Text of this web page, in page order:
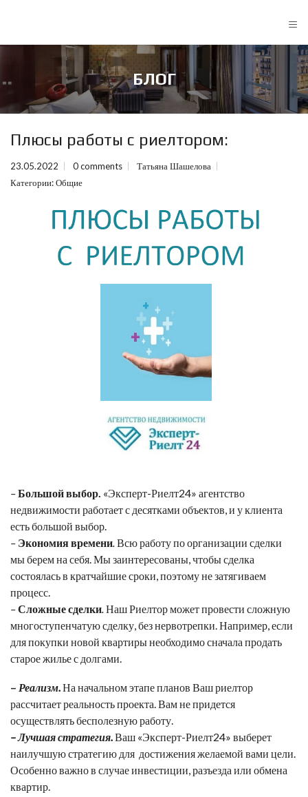
≡
БЛОГ
Плюсы работы с риелтором:
23.05.2022 0 comments
Татьяна Шашелова
Категории:Общие
–Большой выбор. «Эксперт-Риелт24» агентство
недвижимости работает с десятками объектов, и у клиента
есть большой выбор.
– Экономия времени.Всю работу по организации сделки
мы берем на себя. Мы заинтересованы, чтобы сделка
состоялась в кратчайшие сроки, поэтому не затягиваем
процесс.
–Сложные сделки.Наш Риелтор может провести сложную
многоступенчатую сделку, без нервотрепки. Например, если
для покупки новой квартиры необходимо сначала продать
старое жилье с долгами.
– Реализм.На начальном этапе планов Ваш риелтор
рассчитает реальность проекта. Вам не придется
осуществлять бесполезную работу.
– Лучшая стратегия.Ваш «Эксперт-Риелт24» выберет
наилучшую стратегию для достижения желаемой вами цели.
Особенно важно в случае инвестиции, разъезда или обмена
квартир.